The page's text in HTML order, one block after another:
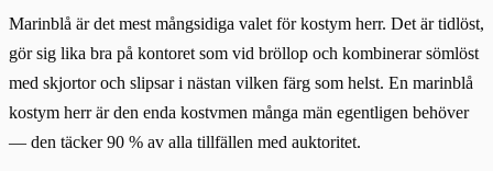
Marinblå är det mest mångsidiga valet för kostym herr. Det är tidlöst,
gör sig lika bra på kontoret som vid bröllop och kombinerar sömlöst
med skjortor och slipsar i nästan vilken färg som helst. En marinblå
kostym herr är den enda kostvmen många män egentligen behöver
— den täcker 90 % av alla tillfällen med auktoritet.